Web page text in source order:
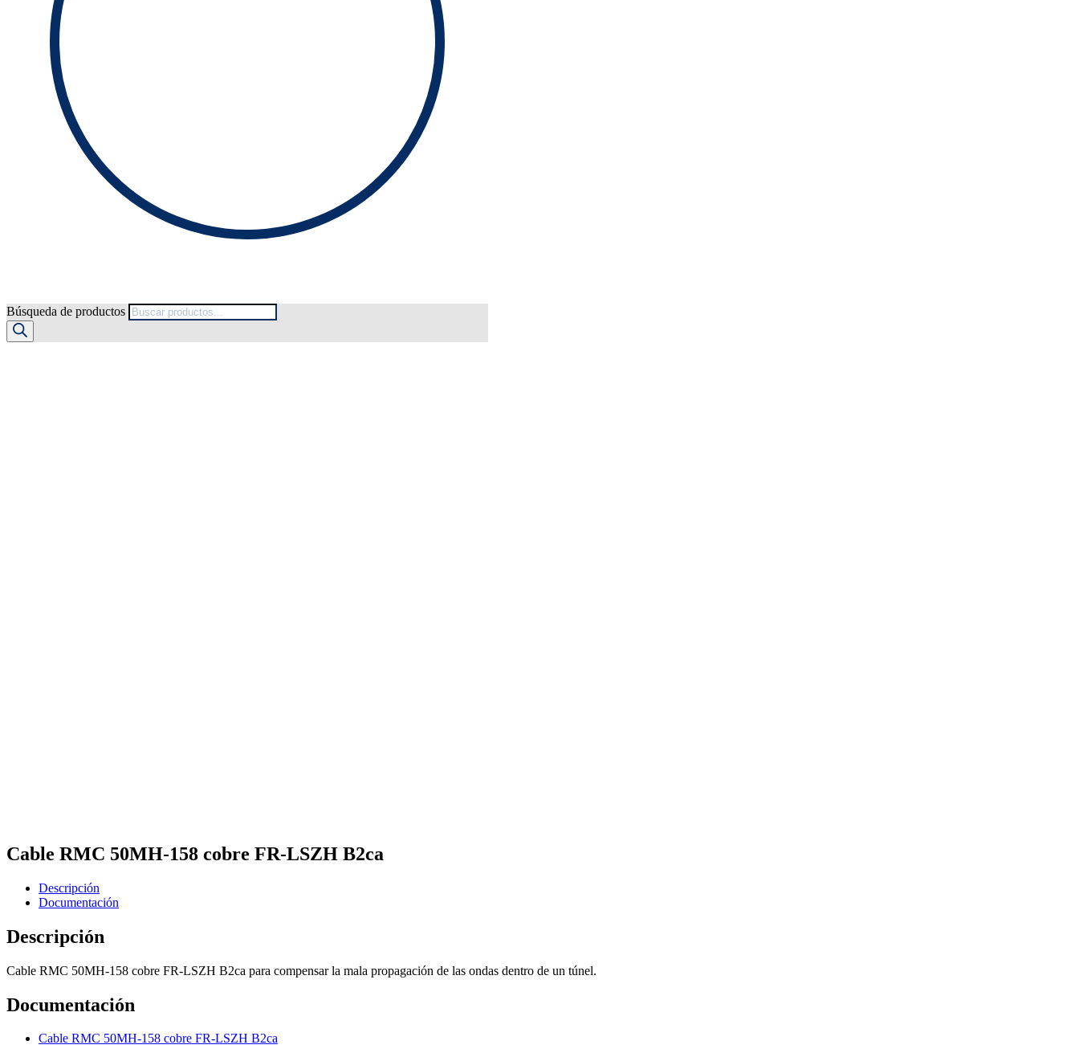
Búsqueda de productos
Cable RMC 50MH-158 cobre FR-LSZH B2ca
Descripción
Documentación
Descripción
Cable RMC 50MH-158 cobre FR-LSZH B2ca para compensar la mala propagación de las ondas dentro de un túnel.
Documentación
Cable RMC 50MH-158 cobre FR-LSZH B2ca